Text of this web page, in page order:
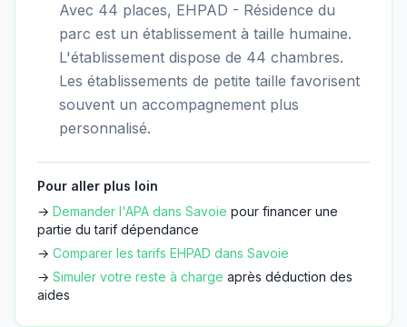
Avec 44 places, EHPAD - Résidence du
parc est un établissement à taille humaine.
L'établissement dispose de 44 chambres.
Les établissements de petite taille favorisent
souvent un accompagnement plus
personnalisé.
Pour aller plus loin
→ Demander l'APA dans Savoie pour financer une
partie du tarif dépendance
→ Comparer les tarifs EHPAD dans Savoie
→ Simuler votre reste à charge après déduction des
aides